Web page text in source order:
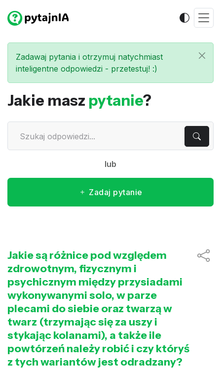
Zadawaj pytania i otrzymuj natychmiast
inteligentne odpowiedzi - przetestuj! :)
Jakie masz pytanie?
lub
Zadaj pytanie
Jakie są różnice pod względem
zdrowotnym, fizycznym i
psychicznym między przysiadami
wykonywanymi solo, w parze
plecami do siebie oraz twarzą w
twarz (trzymając się za uszy i
stykając kolanami), a także ile
powtórzeń należy robić i czy któryś
z tych wariantów jest odradzany?